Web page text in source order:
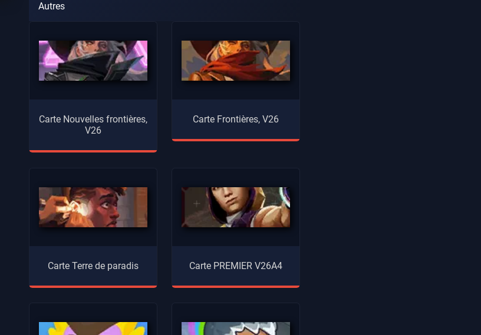
Autres
Carte Nouvelles frontières,
V26
Carte Frontières, V26
Carte Terre de paradis Carte PREMIER V26A4